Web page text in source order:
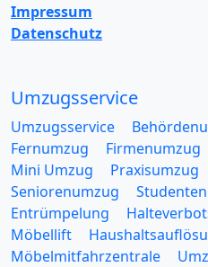
Impressum
Datenschutz
Umzugsservice
Umzugsservice
Fernumzug
Firmenumzug
Mini Umzug
Praxisumzug
Seniorenumzug
Entrümpelung
Möbellift
Möbelmitfahrzentrale